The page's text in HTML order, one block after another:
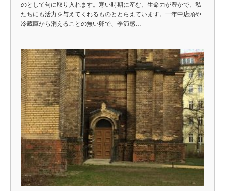
のとして句に取り入れます。寒い時期に産む、生命力が豊かで、私
たちにも活力を与えてくれるものととらえています。一年中店頭や
冷蔵庫から消えることの無い卵で、季節感…